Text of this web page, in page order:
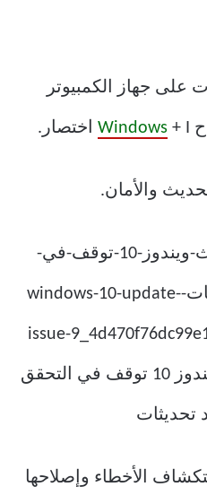
على جهاز الكمبيوتر
Windows + I اختصار.
والأمان.
الأخطاء وإصلاحها